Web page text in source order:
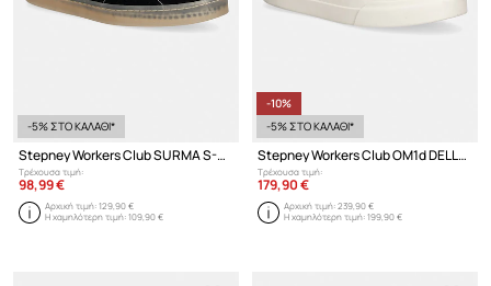
-5% ΣΤΟ ΚΑΛΑΘΙ*
Stepney Workers Club SURMA S-STRIKE SUEDE sneakers ανδρικά σουέτ
Τρέχουσα τιμή:
98,99 €
Αρχική τιμή:129,90 €
Η χαμηλότερη τιμή:109,90 €
-10%
-5% ΣΤΟ ΚΑΛΑΘΙ*
Stepney Workers Club OM1d DELLOW OMNI MUD-DYE sneakers Ανδρικά
Τρέχουσα τιμή:
179,90 €
Αρχική τιμή:239,90 €
Η χαμηλότερη τιμή:199,90 €